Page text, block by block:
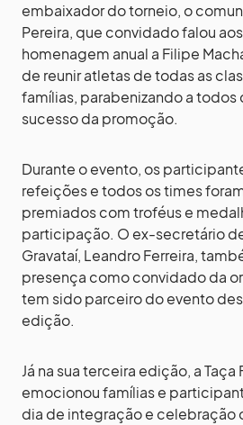
embaixador do torneio, o
Pereira, que convidado falou
homenagem anual a Filipe
de reunir atletas de todas as
famílias, parabenizando a todos
sucesso da promoção.
Durante o evento, os
refeições e todos os times
premiados com troféus e
participação. O ex-secretário
Gravataí, Leandro Ferreira,
presença como convidado da
tem sido parceiro do evento
edição.
Já na sua terceira edição, a
emocionou famílias e
dia de integração e celebração